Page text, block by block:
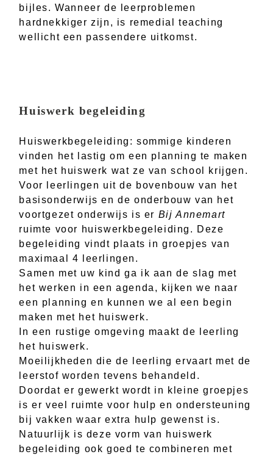
bijles. Wanneer de leerproblemen
hardnekkiger zijn, is remedial teaching
wellicht een passendere uitkomst.
Huiswerk begeleiding
Huiswerkbegeleiding: sommige kinderen
vinden het lastig om een planning te maken
met het huiswerk wat ze van school krijgen.
Voor leerlingen uit de bovenbouw van het
basisonderwijs en de onderbouw van het
voortgezet onderwijs is er Bij Annemart
ruimte voor huiswerkbegeleiding. Deze
begeleiding vindt plaats in groepjes van
maximaal 4 leerlingen.
Samen met uw kind ga ik aan de slag met
het werken in een agenda, kijken we naar
een planning en kunnen we al een begin
maken met het huiswerk.
In een rustige omgeving maakt de leerling
het huiswerk.
Moeilijkheden die de leerling ervaart met de
leerstof worden tevens behandeld.
Doordat er gewerkt wordt in kleine groepjes
is er veel ruimte voor hulp en ondersteuning
bij vakken waar extra hulp gewenst is.
Natuurlijk is deze vorm van huiswerk
begeleiding ook goed te combineren met